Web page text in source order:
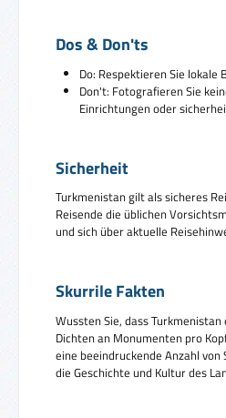
Dos & Don'ts
Do: Respektieren Sie lokale
Don't: Fotografieren Sie
Einrichtungen oder
Sicherheit
Turkmenistan gilt als sicheres
Reisende die üblichen
und sich über aktuelle
Skurrile Fakten
Wussten Sie, dass
Dichten an Monumenten pro
eine beeindruckende Anzahl
die Geschichte und Kultur des